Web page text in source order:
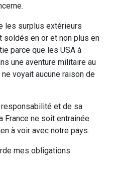
les surplus extérieurs
soldés en or et non plus en
parce que les USA à
une aventure militaire au
voyait aucune raison de
et de sa
France ne soit entrainée
à voir avec notre pays.
mes obligations